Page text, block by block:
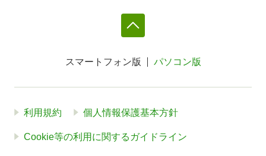
スマートフォン版 パソコン版
利用規約 個人情報保護基本方針
Cookie等の利用に関するガイドライン